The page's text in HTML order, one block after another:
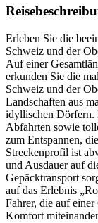
Erleben Sie die
Schweiz und der
Auf einer
erkunden Sie die
Schweiz und der
Landschaften aus
idyllischen Dörfern.
Abfahrten sowie
zum Entspannen,
Streckenprofil ist
und Ausdauer auf
Gepäcktransport
auf das Erlebnis
Fahrer, die auf
Komfort